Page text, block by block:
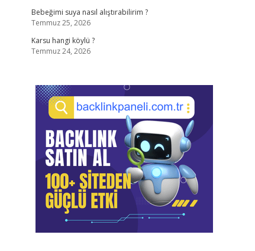
Bebeğimi suya nasıl alıştırabilirim ?
Temmuz 25, 2026
Karsu hangi köylü ?
Temmuz 24, 2026